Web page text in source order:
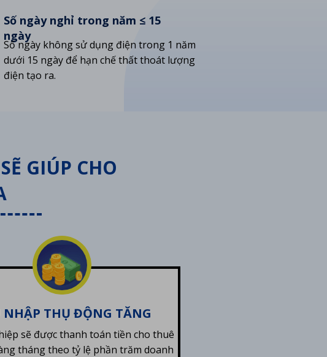
Số ngày nghỉ trong năm ≤ 15
ngày
Số ngày không sử dụng điện trong 1 năm
dưới 15 ngày để hạn chế thất thoát lượng
điện tạo ra.
GIÚP CHO
NHẬP THỤ ĐỘNG TĂNG
sẽ được thanh toán tiền cho thuê
tháng theo tỷ lệ phần trăm doanh